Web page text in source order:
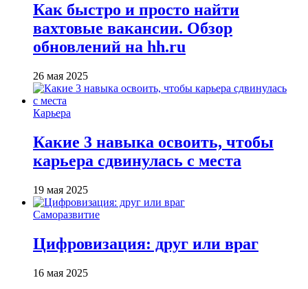
Как быстро и просто найти
вахтовые вакансии. Обзор
обновлений на hh.ru
26 мая 2025
Карьера
Какие 3 навыка освоить, чтобы
карьера сдвинулась с места
19 мая 2025
Саморазвитие
Цифровизация: друг или враг
16 мая 2025